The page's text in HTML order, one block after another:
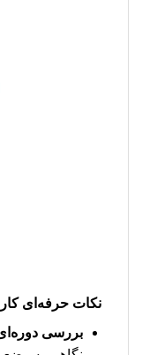
نکات حرفه‌ای
بررسی